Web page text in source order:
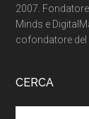
2007.
Minds e
cofondatore
CERCA